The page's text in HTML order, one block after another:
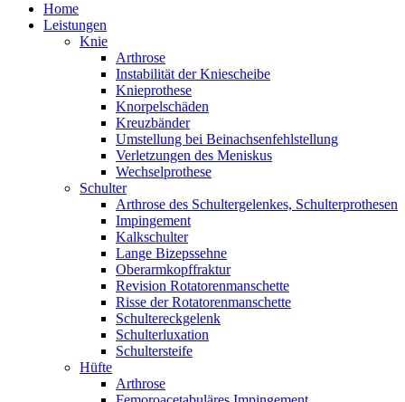
Home
Leistungen
Knie
Arthrose
Instabilität der Kniescheibe
Knieprothese
Knorpelschäden
Kreuzbänder
Umstellung bei Beinachsenfehlstellung
Verletzungen des Meniskus
Wechselprothese
Schulter
Arthrose des Schultergelenkes, Schulterprothesen
Impingement
Kalkschulter
Lange Bizepssehne
Oberarmkopffraktur
Revision Rotatorenmanschette
Risse der Rotatorenmanschette
Schultereckgelenk
Schulterluxation
Schultersteife
Hüfte
Arthrose